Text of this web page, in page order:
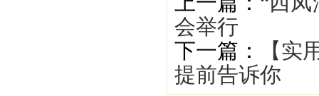
会举行
下一篇：
【实
提前告诉你